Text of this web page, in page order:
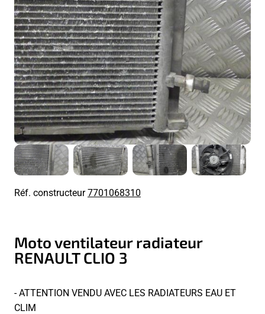
Réf. constructeur7701068310
Moto ventilateur radiateur
RENAULT CLIO 3
- ATTENTION VENDU AVEC LES RADIATEURS EAU ET
CLIM